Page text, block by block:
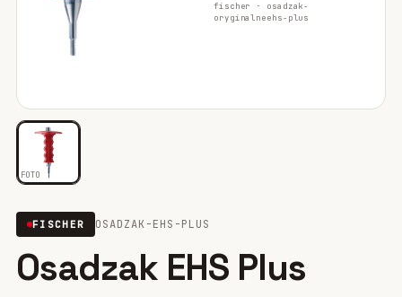
Mocowania w pustych przestrzeniach
Mocowania ociepleń 28
Mocowania do rusztowań
Wiertła i narzędzia
Mocowania elektryczne
Wkręty
FOTO
fischer ·
oryginalne
osadzak-
ehs-plus
FISCHER OSADZAK-EHS-PLUS
Osadzak EHS Plus